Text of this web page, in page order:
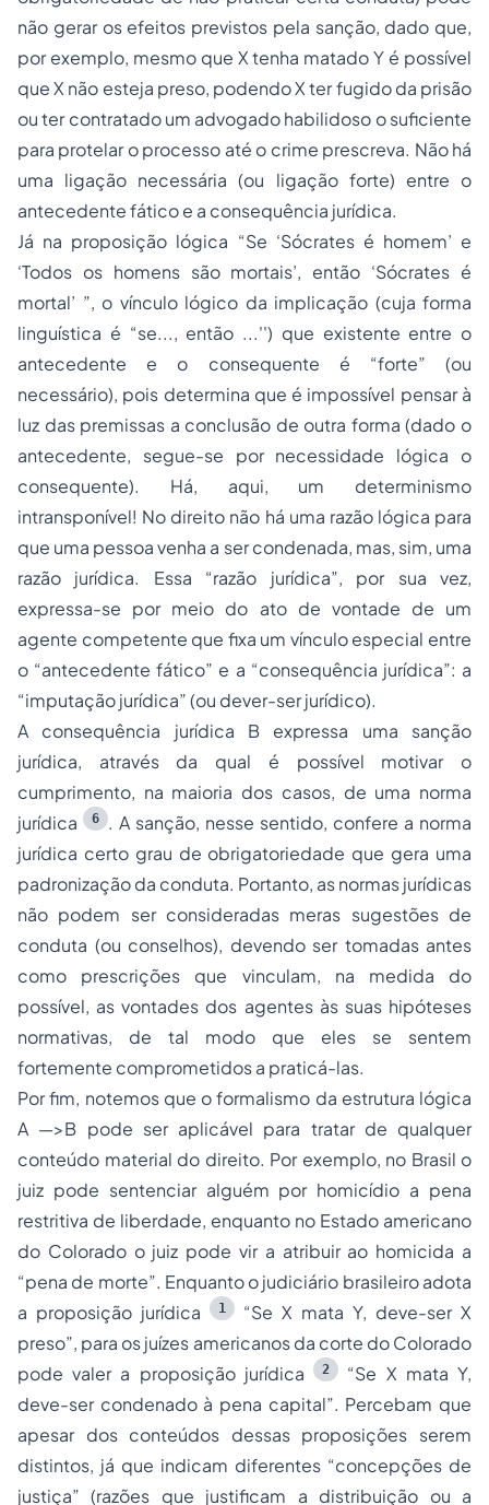
não gerar os efeitos previstos pela sanção, dado que,
por exemplo, mesmo que X tenha matado Y é possível
que X não esteja preso, podendo X ter fugido da prisão
ou ter contratado um advogado habilidoso o suficiente
para protelar o processo até o crime prescreva. Não há
uma ligação necessária (ou ligação forte) entre o
antecedente fático e a consequência jurídica.
Já na proposição lógica “Se ‘Sócrates é homem’ e
‘Todos os homens são mortais’, então ‘Sócrates é
mortal’ ”, o vínculo lógico da implicação (cuja forma
linguística é “se..., então ...'') que existente entre o
antecedente e o consequente é “forte” (ou
necessário), pois determina que é impossível pensar à
luz das premissas a conclusão de outra forma (dado o
antecedente, segue-se por necessidade lógica o
consequente). Há, aqui, um determinismo
intransponível! No direito não há uma razão lógica para
que uma pessoa venha a ser condenada, mas, sim, uma
razão jurídica. Essa “razão jurídica”, por sua vez,
expressa-se por meio do ato de vontade de um
agente competente que fixa um vínculo especial entre
o “antecedente fático” e a “consequência jurídica”: a
“imputação jurídica” (ou dever-ser jurídico).
A consequência jurídica B expressa uma sanção
jurídica, através da qual é possível motivar o
cumprimento, na maioria dos casos, de uma norma
jurídica
6
. A sanção, nesse sentido, confere a norma
jurídica certo grau de obrigatoriedade que gera uma
padronização da conduta. Portanto, as normas jurídicas
não podem ser consideradas meras sugestões de
conduta (ou conselhos), devendo ser tomadas antes
como prescrições que vinculam, na medida do
possível, as vontades dos agentes às suas hipóteses
normativas, de tal modo que eles se sentem
fortemente comprometidos a praticá-las.
Por fim, notemos que o formalismo da estrutura lógica
A —>B pode ser aplicável para tratar de qualquer
conteúdo material do direito. Por exemplo, no Brasil o
juiz pode sentenciar alguém por homicídio a pena
restritiva de liberdade, enquanto no Estado americano
do Colorado o juiz pode vir a atribuir ao homicida a
“pena de morte”. Enquanto o judiciário brasileiro adota
a proposição jurídica
1
“Se X mata Y, deve-ser X
preso”, para os juízes americanos da corte do Colorado
pode valer a proposição jurídica 2
“Se X mata Y,
deve-ser condenado à pena capital”. Percebam que
apesar dos conteúdos dessas proposições serem
distintos, já que indicam diferentes “concepções de
justiça” (razões que justificam a distribuição ou a